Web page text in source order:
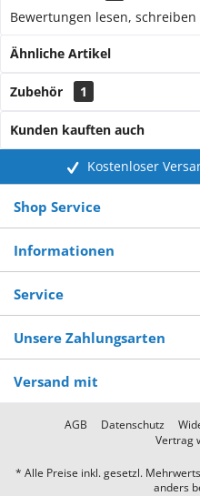
Bewertungen lesen,
Ähnliche Artikel
Zubehör 1
Kunden kauften auch
Kostenloser
Shop Service
Informationen
Service
Unsere Zahlungsarten
Versand mit
AGB Datenschutz
Vertrag
* Alle Preise inkl. gesetzl.
anders